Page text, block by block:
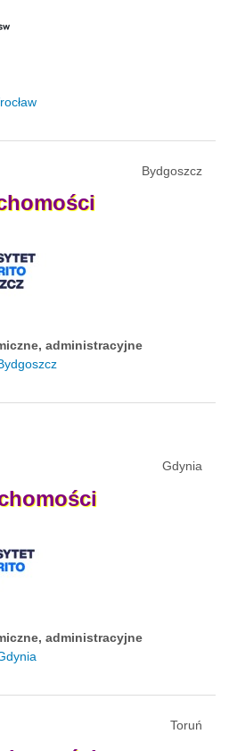
Bydgoszcz
administracyjne
Gdynia
administracyjne
Toruń